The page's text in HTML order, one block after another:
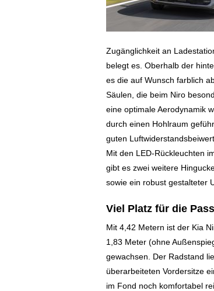
Zugänglichkeit an
belegt es. Oberhalb der
es die auf Wunsch farblich
Säulen, die beim Niro
eine optimale Aerodynamik
durch einen Hohlraum
guten
Mit den LED-Rückleuchten
gibt es zwei weitere
sowie ein robust gestalteter
Viel Platz für die
Mit 4,42 Metern ist der Kia
1,83 Meter (ohne
gewachsen. Der Radstand
überarbeiteten Vordersitze
im Fond noch komfortabel